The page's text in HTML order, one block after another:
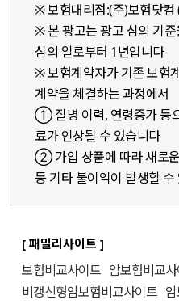
※ 보험대리점:(주)보험닷
※ 본 광고는 광고 심의 기
심의 일로부터 1년입니다
※ 보험계약자가 기존 보험
계약을 체결하는 과정에서
① 질병 이력, 연령증가 등
료가 인상될 수 있습니다
② 가입 상품에 따라 새로
등 기타 불이익이 발생할 수
[ 패밀리사이트 ]
보험비교사이트 암보험비교
비갱신형암보험비교사이트